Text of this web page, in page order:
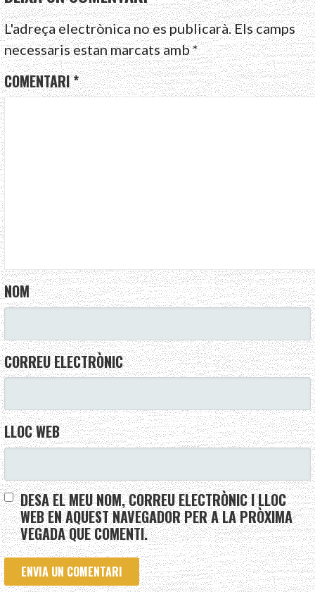
L'adreça electrònica no es publicarà.Els camps
necessaris estan marcats amb*
COMENTARI*
NOM
CORREU ELECTRÒNIC
LLOC WEB
DESA EL MEU NOM, CORREU ELECTRÒNIC I LLOC
WEB EN AQUEST NAVEGADOR PER A LA PRÒXIMA
VEGADA QUE COMENTI.